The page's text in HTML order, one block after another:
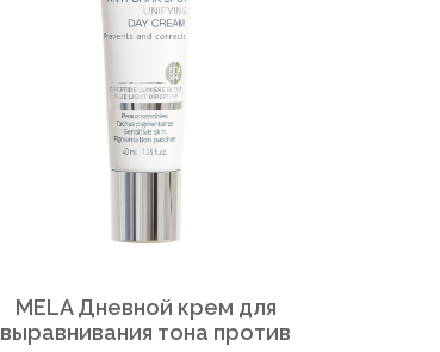
MELA Дневной крем для
выравнивания тона против